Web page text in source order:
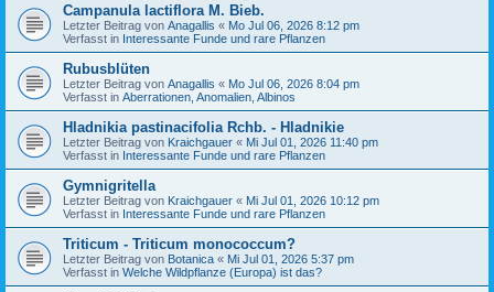
Campanula lactiflora M. Bieb.
Letzter Beitrag von Anagallis « Mo Jul 06, 2026 8:12 pm
Verfasst in Interessante Funde und rare Pflanzen
Rubusblüten
Letzter Beitrag von Anagallis « Mo Jul 06, 2026 8:04 pm
Verfasst in Aberrationen, Anomalien, Albinos
Hladnikia pastinacifolia Rchb. - Hladnikie
Letzter Beitrag von Kraichgauer « Mi Jul 01, 2026 11:40 pm
Verfasst in Interessante Funde und rare Pflanzen
Gymnigritella
Letzter Beitrag von Kraichgauer « Mi Jul 01, 2026 10:12 pm
Verfasst in Interessante Funde und rare Pflanzen
Triticum - Triticum monococcum?
Letzter Beitrag von Botanica « Mi Jul 01, 2026 5:37 pm
Verfasst in Welche Wildpflanze (Europa) ist das?